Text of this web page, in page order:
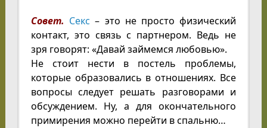
Совет. Секс – это не просто физический
контакт, это связь с партнером. Ведь не
зря говорят: «Давай займемся любовью».
Не стоит нести в постель проблемы,
которые образовались в отношениях. Все
вопросы следует решать разговорами и
обсуждением. Ну, а для окончательного
примирения можно перейти в спальню…